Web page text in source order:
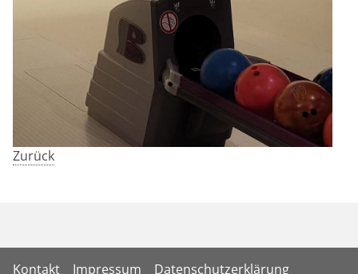
Zurück
Kontakt Impressum Datenschutzerklärung